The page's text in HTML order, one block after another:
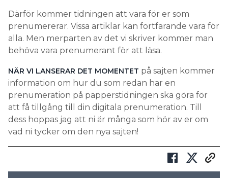
Därför kommer tidningen att vara för er som
prenumererar. Vissa artiklar kan fortfarande vara för
alla. Men merparten av det vi skriver kommer man
behöva vara prenumerant för att läsa.
NÄR VI LANSERAR DET MOMENTET på sajten kommer
information om hur du som redan har en
prenumeration på papperstidningen ska göra för
att få tillgång till din digitala prenumeration. Till
dess hoppas jag att ni är många som hör av er om
vad ni tycker om den nya sajten!